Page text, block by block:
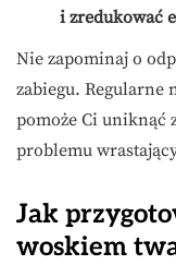
i zredukować
Nie zapominaj o
zabiegu. Regularne
pomoże Ci uniknąć
problemu
Jak
woskiem